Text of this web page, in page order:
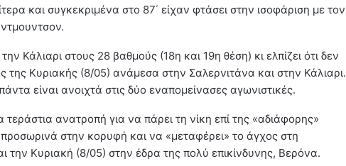
και συγκεκριμένα στο 87΄ είχαν φτάσει στην ισοφάριση με τον
Κάλιαρι στους 28 βαθμούς (18η και 19η θέση) κι ελπίζει ότι δεν
της Κυριακής (8/05) ανάμεσα στην Σαλερνιτάνα και στην Κάλιαρι.
είναι ανοιχτά στις δύο εναπομείνασες αγωνιστικές.
ανατροπή για να πάρει τη νίκη επί της «αδιάφορης»
στην κορυφή και να «μεταφέρει» το άγχος στη
την Κυριακή (8/05) στην έδρα της πολύ επικίνδυνης, Βερόνα.